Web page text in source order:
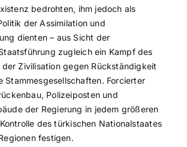
bedrohten, ihm jedoch als
der Assimilation und
dienten – aus Sicht der
zugleich ein Kampf des
Zivilisation gegen Rückständigkeit
Stammesgesellschaften. Forcierter
Polizeiposten und
der Regierung in jedem größeren
des türkischen Nationalstaates
festigen.